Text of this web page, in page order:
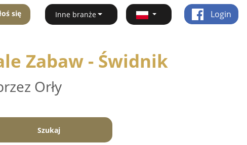
się Inne branże Login
Zabaw - Świdnik
Orły
Szukaj